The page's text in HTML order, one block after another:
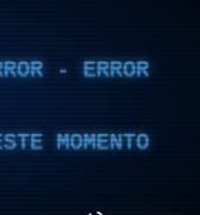
- ERROR
MOMENTO